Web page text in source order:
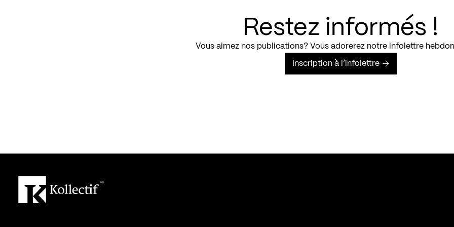
Restez informés !
Vous aimez nos publications? Vous adorerez notre infolettre
Inscription à l’infolettre